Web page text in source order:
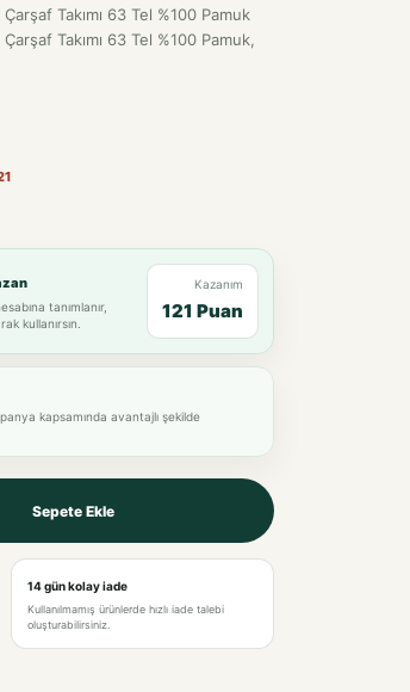
Takımı 63 Tel %100 Pamuk
Takımı 63 Tel %100 Pamuk,
tanımlanır,
kullanırsın.
Kazanım
121 Puan
kapsamında avantajlı şekilde
Sepete Ekle
14 gün kolay iade
Kullanılmamış ürünlerde hızlı iade talebi
oluşturabilirsiniz.